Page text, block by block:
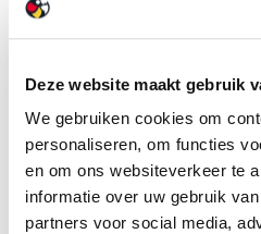
Deze website maakt gebruik
We gebruiken cookies om
personaliseren, om functies
en om ons websiteverkeer te
informatie over uw gebruik
partners voor social media,